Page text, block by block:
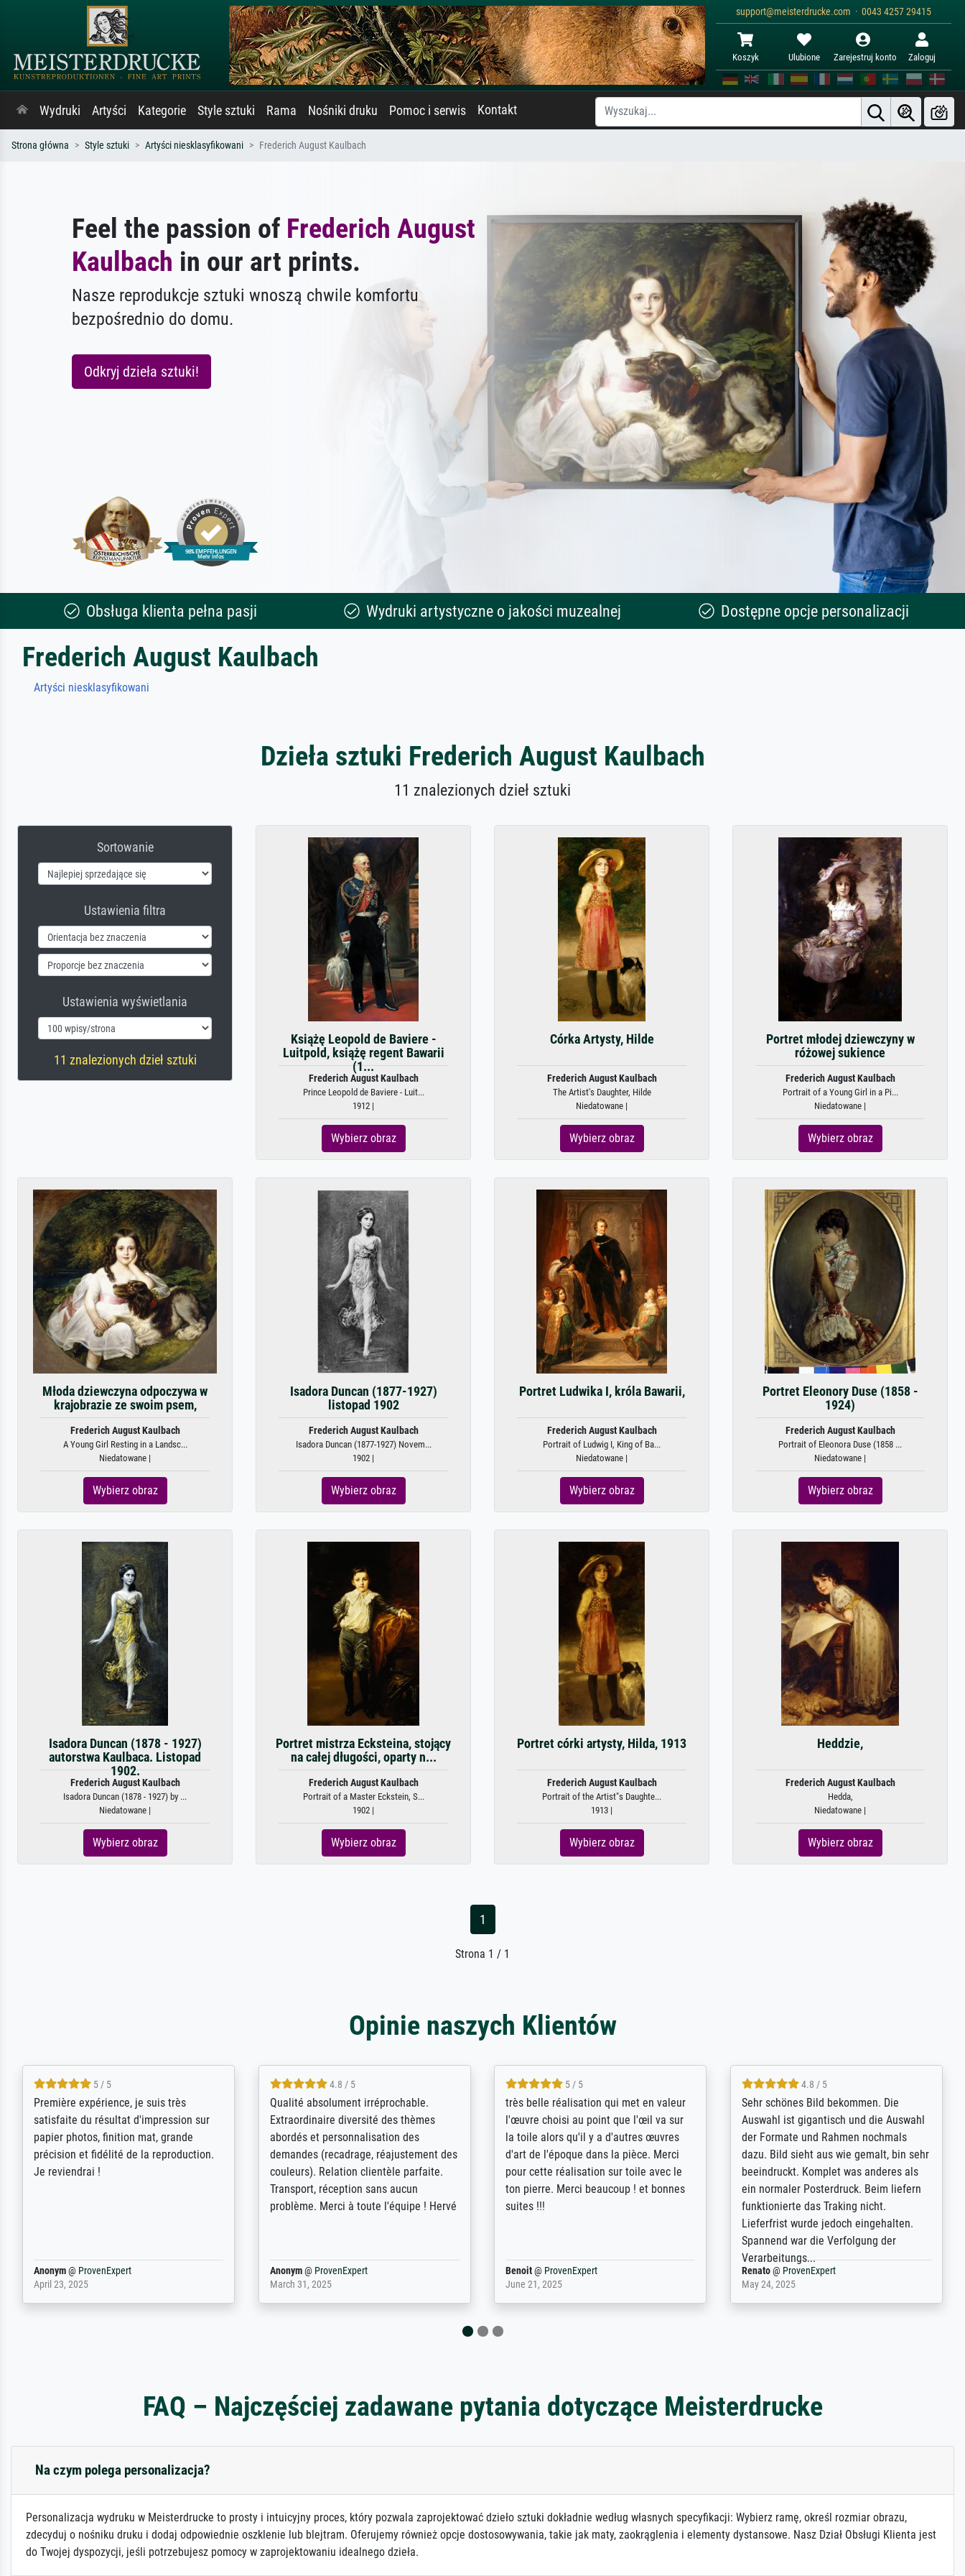
support@meisterdrucke.com · 0043 4257 29415
Koszyk Ulubione Zarejestruj konto Zaloguj
Wydruki Artyści Kategorie Style sztuki Rama Nośniki druku Pomoc i serwis Kontakt
Strona główna Style sztuki Artyści niesklasyfikowani Frederich August Kaulbach
Feel the passion of Frederich August
Kaulbach in our art prints.
Nasze reprodukcje sztuki wnoszą chwile komfortu
bezpośrednio do domu.
Odkryj dzieła sztuki!
Obsługa klienta pełna pasji Wydruki artystyczne o jakości muzealnej Dostępne opcje personalizacji
Frederich August Kaulbach
Artyści niesklasyfikowani
Dzieła sztuki Frederich August Kaulbach
11 znalezionych dzieł sztuki
Sortowanie
Ustawienia filtra
Ustawienia wyświetlania
11 znalezionych dzieł sztuki
Książę Leopold de Baviere -
Luitpold, książę regent Bawarii
(1...
Frederich August Kaulbach
Prince Leopold de Baviere - Luit...
1912 |
Wybierz obraz
Córka Artysty, Hilde
Frederich August Kaulbach
The Artist's Daughter, Hilde
Niedatowane |
Wybierz obraz
Portret młodej dziewczyny w
różowej sukience
Frederich August Kaulbach
Portrait of a Young Girl in a Pi...
Niedatowane |
Wybierz obraz
Młoda dziewczyna odpoczywa w
krajobrazie ze swoim psem,
Frederich August Kaulbach
A Young Girl Resting in a Landsc...
Niedatowane |
Wybierz obraz
Isadora Duncan (1877-1927)
listopad 1902
Frederich August Kaulbach
Isadora Duncan (1877-1927) Novem...
1902 |
Wybierz obraz
Portret Ludwika I, króla Bawarii,
Frederich August Kaulbach
Portrait of Ludwig I, King of Ba...
Niedatowane |
Wybierz obraz
Portret Eleonory Duse (1858 -
1924)
Frederich August Kaulbach
Portrait of Eleonora Duse (1858 ...
Niedatowane |
Wybierz obraz
Isadora Duncan (1878 - 1927)
autorstwa Kaulbaca. Listopad
1902.
Frederich August Kaulbach
Isadora Duncan (1878 - 1927) by ...
Niedatowane |
Wybierz obraz
Portret mistrza Ecksteina, stojący
na całej długości, oparty n...
Frederich August Kaulbach
Portrait of a Master Eckstein, S...
1902 |
Wybierz obraz
Portret córki artysty, Hilda, 1913
Frederich August Kaulbach
Portrait of the Artist"s Daughte...
1913 |
Wybierz obraz
Heddzie,
Frederich August Kaulbach
Hedda,
Niedatowane |
Wybierz obraz
1
Strona 1 / 1
Opinie naszych Klientów
4.5 / 5
ik beoordeel Meisterdrucke zeer
positief. Door de 69505 beschikbare
kunstenaars scrollen is echter
onbegonnen werk (na stoppen begint
het weer van voor af aan). Als er naar
Waarom duidt u ...
philip@ProvenExpert
September 23, 2025
5 / 5
Wow....ich bin sehr über die Qualität
erstaunt. Diese Drucke haben all´meine
Erwartungen übertroffen. Desgleichen
der Ablauf der Bestellung. Grosses
Kompliment.
Anonym@ ProvenExpert
April 20, 2025
4 / 5
De levering door Bpost was absoluut
desastreus. De gemelde leveringstijd
sloeg nergens op. Er werd niet
aangebeld en niet geleverd op de
voorziene dag. Er werd ook geen
duidelijke informatie gegeven over wat
er dan met het pakket ging gebeuren.
Anonym@ProvenExpert
December 12, 2025
4.8 / 5
So, I ordered a large print of The
Annunciation by Fra Angelico from a
very large and popular American
"art/poster" site advertising giclee print
quality. The quality for a large print was
atrocious. They refunded me when I sent
pictures of the blurry print vs. a
Wikipedia commons representation.
They stated they couldn't do ...
Anonym@ProvenExpert
December 4, 2025
FAQ – Najczęściej zadawane pytania dotyczące Meisterdrucke
Na czym polega personalizacja?
Personalizacja wydruku w Meisterdrucke to prosty i intuicyjny proces, który pozwala zaprojektować dzieło sztuki dokładnie według własnych specyfikacji: Wybierz ramę, określ rozmiar obrazu,
zdecyduj o nośniku druku i dodaj odpowiednie oszklenie lub blejtram. Oferujemy również opcje dostosowywania, takie jak maty, zaokrąglenia i elementy dystansowe. Nasz Dział Obsługi Klienta jest
do Twojej dyspozycji, jeśli potrzebujesz pomocy w zaprojektowaniu idealnego dzieła.